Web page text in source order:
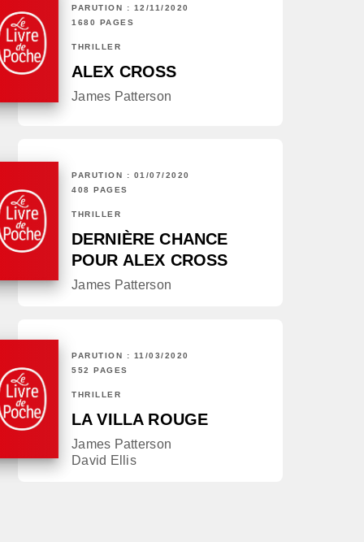
PARUTION : 12/11/2020
1680 PAGES
THRILLER
ALEX CROSS
James Patterson
PARUTION : 01/07/2020
408 PAGES
THRILLER
DERNIÈRE CHANCE
POUR ALEX CROSS
James Patterson
PARUTION : 11/03/2020
552 PAGES
THRILLER
LA VILLA ROUGE
James Patterson
David Ellis